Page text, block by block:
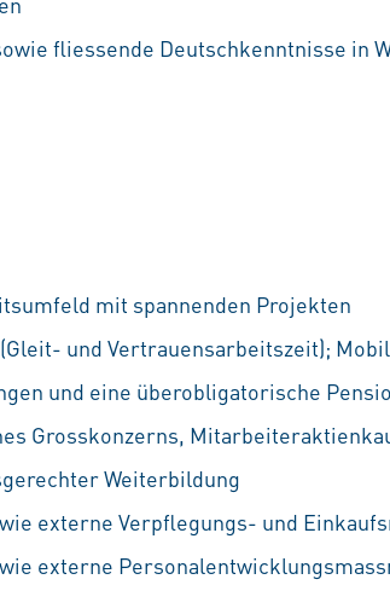
fliessende Deutschkenntnisse in
mit spannenden Projekten
und Vertrauensarbeitszeit);
und eine überobligatorische
Grosskonzerns,
Weiterbildung
externe Verpflegungs- und
externe